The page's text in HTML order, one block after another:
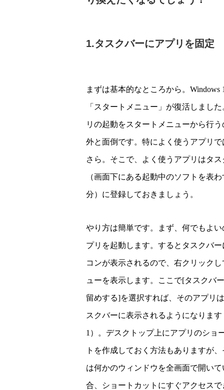
1.タスクバーにアプリを固定
まずは基本的なところから。Windows
「スタートメニュー」が復活しまし
リの起動をスタートメニューから行
外と面倒です。特によく使うアプリで
さら。そこで、よく使うアプリはタス
（画面下にある起動中のソフトを表
分）に登録しておきましょう。
やり方は簡単です。まず、何でもよい
プリを起動します。するとタスクバー
コンが表示されるので、右クリックし
ューを表示します。ここで[タスクバ
留めする]を選択すれば、そのアプリ
スクバーに表示されるようになります
1）。デスクトップ上にアプリのショ
トを作成しておく方法もありますが
は何かのウィンドウを全画面で開いて
合、ショートカットにすぐアクセスで